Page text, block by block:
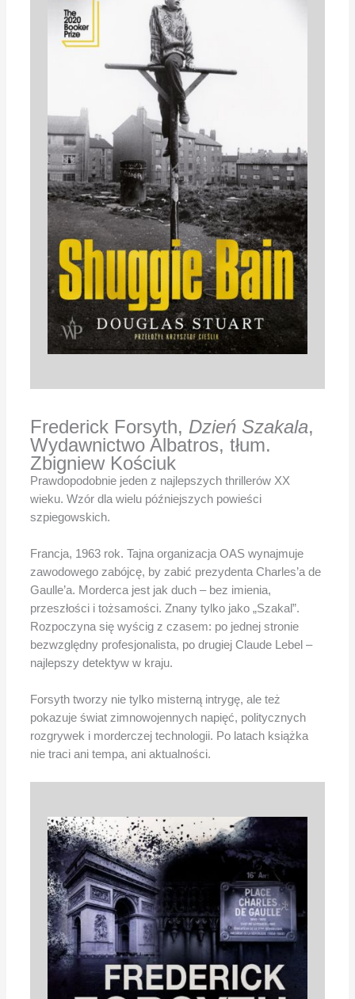
Frederick Forsyth, Dzień Szakala,
Wydawnictwo Albatros, tłum.
Zbigniew Kościuk
Prawdopodobnie jeden z najlepszych thrillerów XX
wieku. Wzór dla wielu późniejszych powieści
szpiegowskich.
Francja, 1963 rok. Tajna organizacja OAS wynajmuje
zawodowego zabójcę, by zabić prezydenta Charles’a de
Gaulle’a. Morderca jest jak duch – bez imienia,
przeszłości i tożsamości. Znany tylko jako „Szakal”.
Rozpoczyna się wyścig z czasem: po jednej stronie
bezwzględny profesjonalista, po drugiej Claude Lebel –
najlepszy detektyw w kraju.
Forsyth tworzy nie tylko misterną intrygę, ale też
pokazuje świat zimnowojennych napięć, politycznych
rozgrywek i morderczej technologii. Po latach książka
nie traci ani tempa, ani aktualności.